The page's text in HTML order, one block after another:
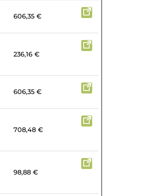
606,35 €
236,16 €
606,35 €
708,48 €
98,88 €